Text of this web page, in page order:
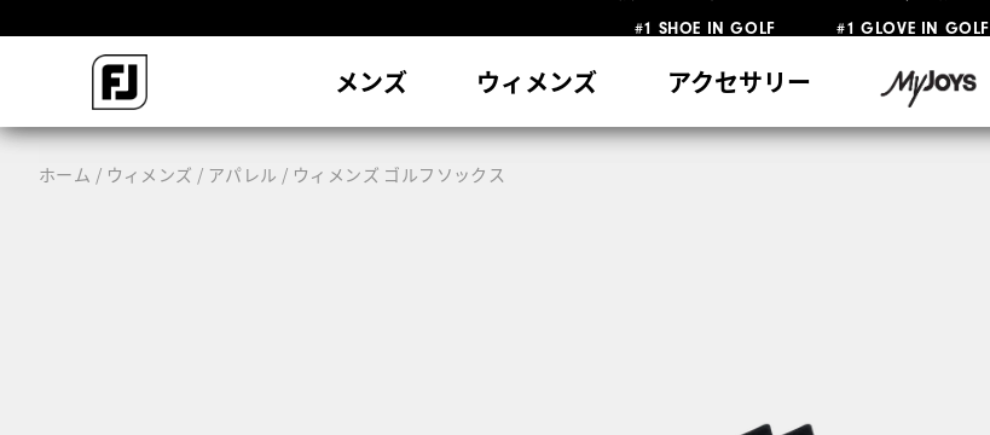
#1 SHOE IN GOLF #1 GLOVE IN GOLF
メンズ ウィメンズ アクセサリー
ホーム ウィメンズ アパレル ウィメンズ ゴルフソックス